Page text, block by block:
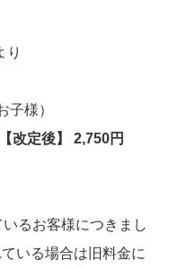
り
子様）
【改定後】 2,750円
るお客様につきまし
いる場合は旧料金に